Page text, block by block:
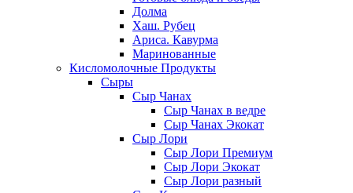
Долма
Хаш. Рубец
Ариса. Кавурма
Маринованные
Кисломолочные Продукты
Сыры
Сыр Чанах
Сыр Чанах в ведре
Сыр Чанах Экокат
Сыр Лори
Сыр Лори Премиум
Сыр Лори Экокат
Сыр Лори разный